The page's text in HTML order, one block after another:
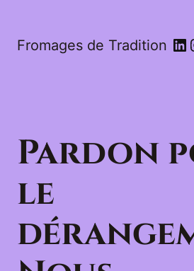
Fromages de Tradition
Pardon
le